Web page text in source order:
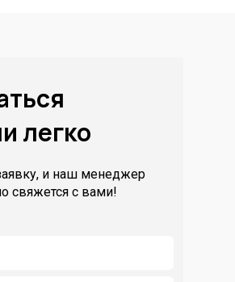
легко
и наш менеджер
свяжется с вами!